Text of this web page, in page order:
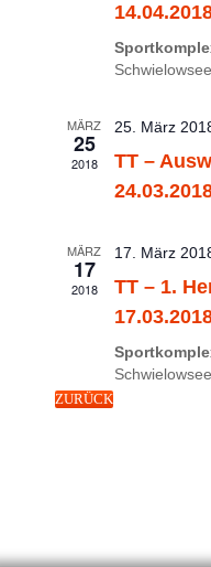
MÄRZ
25
2018
25. März
TT –
MÄRZ
17
2018
17. März
TT – 1.
ZURÜCK